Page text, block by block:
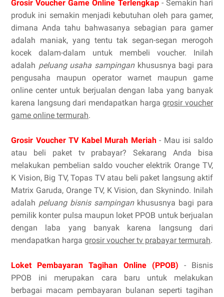
Grosir Voucher Game Online Terlengkap- Semakin hari
produk ini semakin menjadi kebutuhan oleh para gamer,
dimana Anda tahu bahwasanya sebagian para gamer
adalah maniak, yang tentu tak segan-segan merogoh
kocek dalam-dalam untuk membeli voucher. Inilah
adalah peluang usaha sampingankhususnya bagi para
pengusaha maupun operator warnet maupun game
online center untuk berjualan dengan laba yang banyak
karena langsung dari mendapatkan hargagrosir voucher
game online termurah.
Grosir Voucher TV Kabel Murah Meriah- Mau isi saldo
atau beli paket tv prabayar? Sekarang Anda bisa
melakukan pembelian saldo voucher elektrik Orange TV,
K Vision, Big TV, Topas TV atau beli paket langsung aktif
Matrix Garuda, Orange TV, K Vision, dan Skynindo. Inilah
adalah peluang bisnis sampingankhususnya bagi para
pemilik konter pulsa maupun loket PPOB untuk berjualan
dengan laba yang banyak karena langsung dari
mendapatkan harga grosir voucher tv prabayar termurah.
Loket Pembayaran Tagihan Online (PPOB) - Bisnis
PPOB ini merupakan cara baru untuk melakukan
berbagai macam pembayaran bulanan seperti tagihan